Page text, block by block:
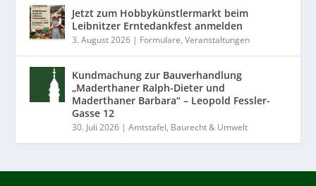
Jetzt zum Hobbykünstlermarkt beim
Leibnitzer Erntedankfest anmelden
3. August 2026 | Formulare,Veranstaltungen
Kundmachung zur Bauverhandlung
„Maderthaner Ralph-Dieter und
Maderthaner Barbara“ – Leopold Fessler-
Gasse 12
30. Juli 2026 |Amtstafel, Baurecht & Umwelt